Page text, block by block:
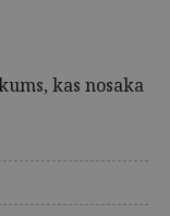
kas nosaka